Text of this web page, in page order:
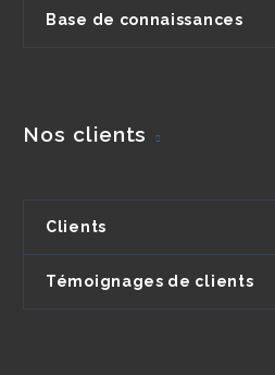
Base de connaissances
Nos clients
Clients
Témoignages de clients